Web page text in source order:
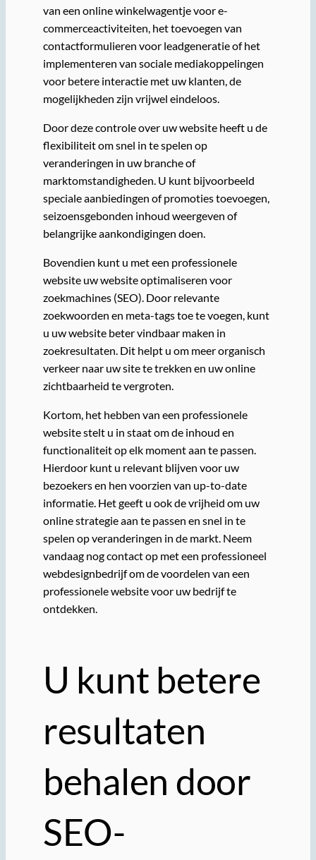
van een online winkelwagentje voor e-
commerceactiviteiten, het toevoegen van
contactformulieren voor leadgeneratie of het
implementeren van sociale mediakoppelingen
voor betere interactie met uw klanten, de
mogelijkheden zijn vrijwel eindeloos.
Door deze controle over uw website heeft u de
flexibiliteit om snel in te spelen op
veranderingen in uw branche of
marktomstandigheden. U kunt bijvoorbeeld
speciale aanbiedingen of promoties toevoegen,
seizoensgebonden inhoud weergeven of
belangrijke aankondigingen doen.
Bovendien kunt u met een professionele
website uw website optimaliseren voor
zoekmachines (SEO). Door relevante
zoekwoorden en meta-tags toe te voegen, kunt
u uw website beter vindbaar maken in
zoekresultaten. Dit helpt u om meer organisch
verkeer naar uw site te trekken en uw online
zichtbaarheid te vergroten.
Kortom, het hebben van een professionele
website stelt u in staat om de inhoud en
functionaliteit op elk moment aan te passen.
Hierdoor kunt u relevant blijven voor uw
bezoekers en hen voorzien van up-to-date
informatie. Het geeft u ook de vrijheid om uw
online strategie aan te passen en snel in te
spelen op veranderingen in de markt. Neem
vandaag nog contact op met een professioneel
webdesignbedrijf om de voordelen van een
professionele website voor uw bedrijf te
ontdekken.
U kunt betere
resultaten
behalen door
SEO-